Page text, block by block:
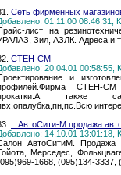
Сеть фирменных
01.11.00 08:46:31,
лист на
Зил, АЗЛК. Адреса и
СТЕН-СМ
20.04.01 00:58:55,
и
СТЕН-СМ
также
:: АвтоСити-М продажа
14.10.01 13:01:18,
АвтоСитиМ. Продажа
Мерседес,
1668, (095)134-3337,